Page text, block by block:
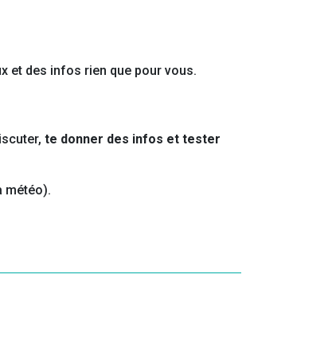
et des infos rien que pour vous.
te donner des infos et tester
météo).